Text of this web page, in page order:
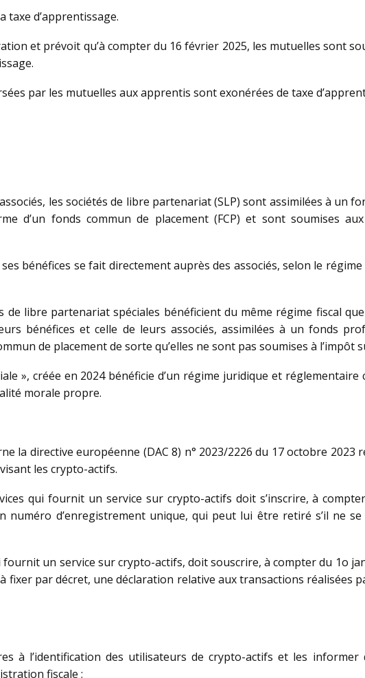
taxe d’apprentissage.
et prévoit qu’à compter du 16 février 2025, les mutuelles sont
par les mutuelles aux apprentis sont exonérées de taxe
les sociétés de libre partenariat (SLP) sont assimilées à un
d’un fonds commun de placement (FCP) et sont soumises
bénéfices se fait directement auprès des associés, selon le
de libre partenariat spéciales bénéficient du même régime fiscal
bénéfices et celle de leurs associés, assimilées à un fonds
de placement de sorte qu’elles ne sont pas soumises à l’impôt
», créée en 2024 bénéficie d’un régime juridique et réglementaire
morale propre.
la directive européenne (DAC 8) n° 2023/2226 du 17 octobre 2023
les crypto-actifs.
qui fournit un service sur crypto-actifs doit s’inscrire, à
numéro d’enregistrement unique, qui peut lui être retiré s’il ne
un service sur crypto-actifs, doit souscrire, à compter du 1o
fixer par décret, une déclaration relative aux transactions réalisées
à l’identification des utilisateurs de crypto-actifs et les informer
fiscale ;